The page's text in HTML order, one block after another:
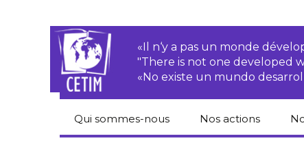
«Il n‘y a pas un monde
"There is not one developed
«No existe un mundo
Qui sommes-nous Nos actions